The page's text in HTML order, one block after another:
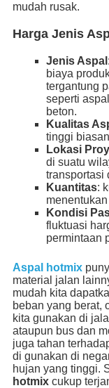
mudah rusak.
Harga Jenis
Jenis Aspal
biaya
tergantung
seperti
beton.
Kualitas
tinggi
Lokasi
di suatu
transportasi
Kuantitas:
Kondisi
fluktuasi
permintaan
Aspal hotmix
material jalan
mudah kita
beban yang berat,
kita gunakan di
ataupun bus dan
juga tahan
di gunakan di
hujan yang tinggi.
hotmixcukup